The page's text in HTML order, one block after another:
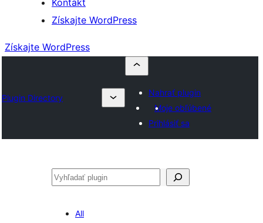
Kontakt
Získajte WordPress
Získajte WordPress
Plugin Directory
Nahrať plugin
Moje obľúbené
Prihlásiť sa
Hľadať
All